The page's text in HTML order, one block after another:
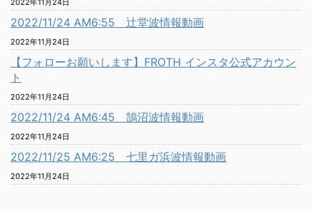
2022年11月24日
2022/11/24 AM6:55 辻堂波情報動画
2022年11月24日
【フォローお願いします】FROTH インスタ公式アカウン
ト
2022年11月24日
2022/11/24 AM6:45 鵠沼波情報動画
2022年11月24日
2022/11/25 AM6:25 七里ガ浜波情報動画
2022年11月24日